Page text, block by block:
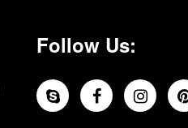
Follow Us: